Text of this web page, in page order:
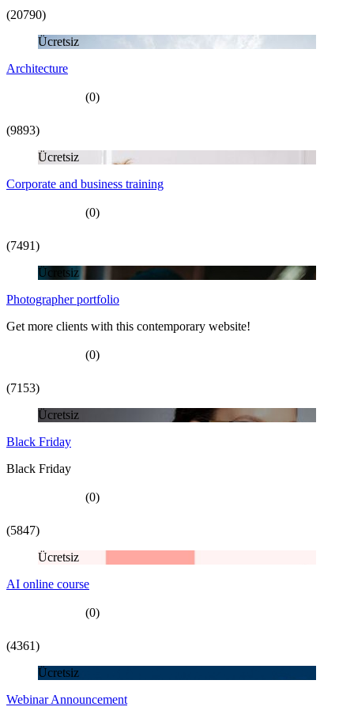
(20790)
Ücretsiz
Architecture
(0)
(9893)
Ücretsiz
Corporate and business training
(0)
(7491)
Ücretsiz
Photographer portfolio
Get more clients with this contemporary website!
(0)
(7153)
Ücretsiz
Black Friday
Black Friday
(0)
(5847)
Ücretsiz
AI online course
(0)
(4361)
Ücretsiz
Webinar Announcement